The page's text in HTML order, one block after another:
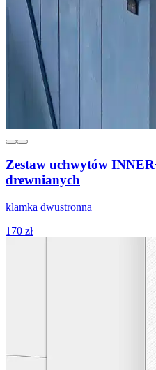
Zestaw uchwytów
drewnianych
klamka dwustronna
170 zł